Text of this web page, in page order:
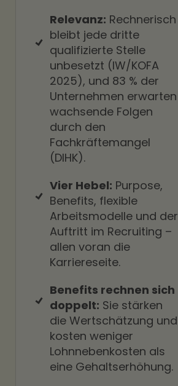
Relevanz: Rechnerisch
bleibt jede dritte
qualifizierte Stelle
unbesetzt (IW/KOFA
2025), und 83 % der
Unternehmen erwarten
wachsende Folgen
durch den
Fachkräftemangel
(DIHK).
Vier Hebel: Purpose,
Benefits, flexible
Arbeitsmodelle und der
Auftritt im Recruiting –
allen voran die
Karriereseite.
Benefits rechnen sich
doppelt: Sie stärken
die Wertschätzung und
kosten weniger
Lohnnebenkosten als
eine Gehaltserhöhung.